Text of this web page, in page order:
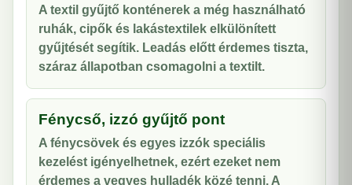
A textil gyűjtő konténerek a még használható
ruhák, cipők és lakástextilek elkülönített
gyűjtését segítik. Leadás előtt érdemes tiszta,
száraz állapotban csomagolni a textilt.
Fénycső, izzó gyűjtő pont
A fénycsövek és egyes izzók speciális
kezelést igényelhetnek, ezért ezeket nem
érdemes a vegyes hulladék közé tenni. A